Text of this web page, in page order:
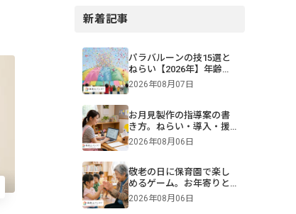
新着記事
パラバルーンの技15選と
ねらい【2026年】年齢・
難易度別一覧＆演目構成
2026年08月07日
お月見製作の指導案の書
き方。ねらい・導入・援
助を年齢別に解説【保
2026年08月06日
敬老の日に保育園で楽し
めるゲーム。お年寄りと
交流できる遊びや伝承遊
2026年08月06日